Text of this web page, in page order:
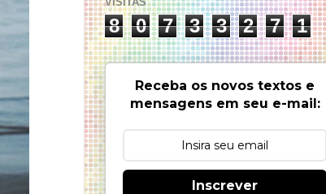
8 0 7 3 3 2 7 1
Receba os novos textos e
mensagens em seu e-mail:
Inscrever